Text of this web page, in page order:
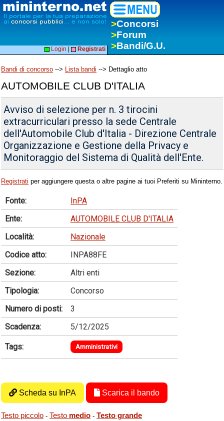
>Concorsi
>Forum
>Bandi/G.U.
Login Registrati
Bandi di concorso --> Lista bandi --> Dettaglio atto
AUTOMOBILE CLUB D'ITALIA
Avviso di selezione per n. 3 tirocini
extracurriculari presso la sede Centrale
dell'Automobile Club d'Italia - Direzione Centrale
Organizzazione e Gestione della Privacy e
Monitoraggio del Sistema di Qualità dell'Ente.
Registrati per aggiungere questa o altre pagine ai tuoi Preferiti su Mininterno.
Fonte:
InPA
Ente:
AUTOMOBILE CLUB D'ITALIA
Località:
Nazionale
Codice atto:
INPA88FE
Sezione:
Altri enti
Tipologia:
Concorso
Numero di posti:
3
Scadenza:
5/12/2025
Tags: Amministrativi
Scheda su InPA Scarica il bando
Testo piccolo - Testo medio - Testo grande